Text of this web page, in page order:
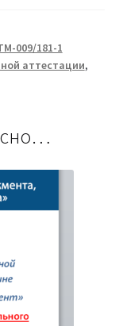
009/181-1
аттестации,